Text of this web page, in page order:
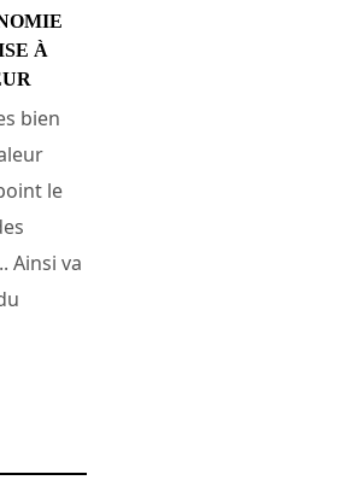
À
bien
le
Ainsi va